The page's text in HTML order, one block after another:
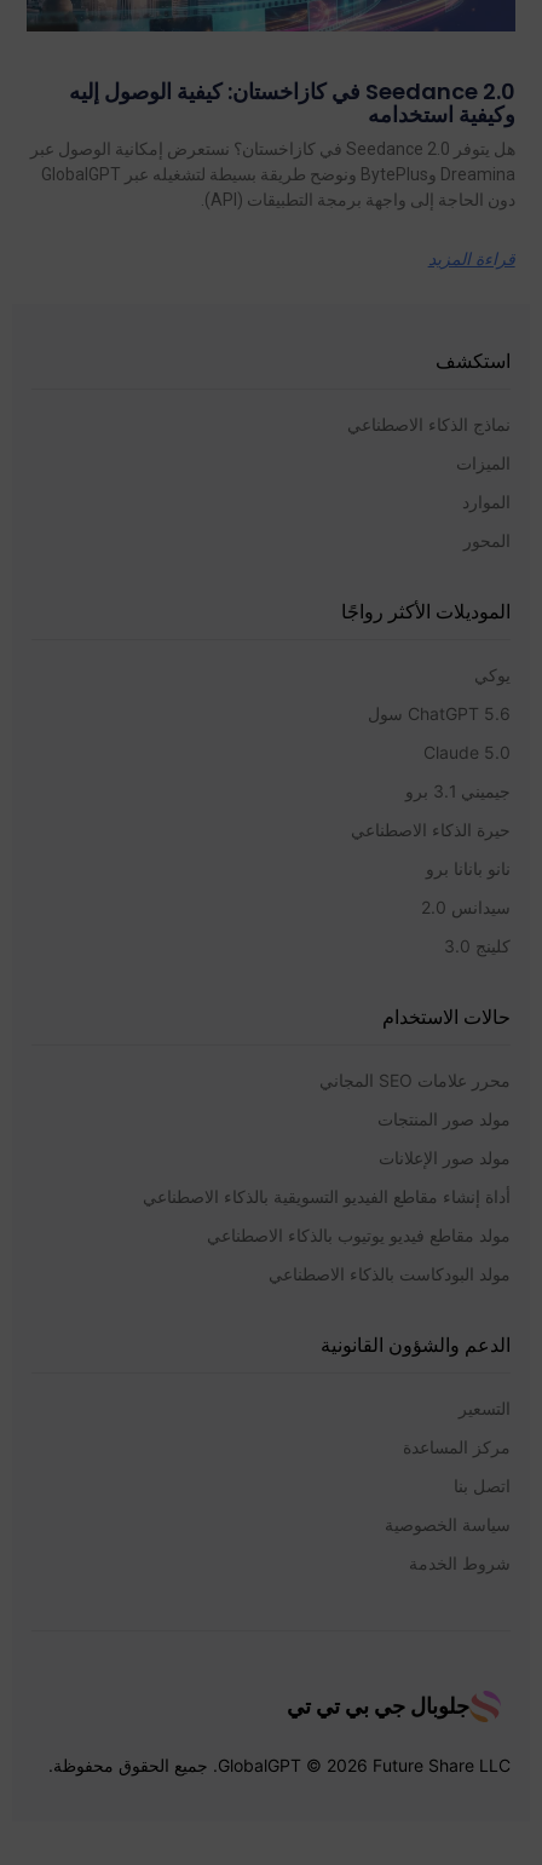
Seedance 2.0 في كازاخستان: كيفية الوصول إليه
وكيفية استخدامه
هل يتوفر Seedance 2.0 في كازاخستان؟ نستعرض إمكانية الوصول عبر
Dreamina وBytePlus ونوضح طريقة بسيطة لتشغيله عبر GlobalGPT
دون الحاجة إلى واجهة برمجة التطبيقات (API).
قراءة المزيد
استكشف
نماذج الذكاء الاصطناعي
الميزات
الموارد
المحور
الموديلات الأكثر رواجًا
يوكي
ChatGPT 5.6 سول
Claude 5.0
جيميني 3.1 برو
حيرة الذكاء الاصطناعي
نانو بانانا برو
سيدانس 2.0
كلينج 3.0
حالات الاستخدام
محرر علامات SEO المجاني
مولد صور المنتجات
مولد صور الإعلانات
أداة إنشاء مقاطع الفيديو التسويقية بالذكاء الاصطناعي
مولد مقاطع فيديو يوتيوب بالذكاء الاصطناعي
مولد البودكاست بالذكاء الاصطناعي
الدعم والشؤون القانونية
التسعير
مركز المساعدة
اتصل بنا
سياسة الخصوصية
شروط الخدمة
جلوبال جي بي تي تي
GlobalGPT © 2026 Future Share LLC. جميع الحقوق محفوظة.